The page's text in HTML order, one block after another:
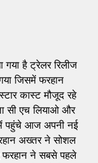
है ट्रेलर रिलीज
जिसमें फरहान
कास्ट मौजूद रहे
सी एच लियाओ और
में पहुंचे आज अपनी नई
अख्तर ने सोशल
फरहान ने सबसे पहले